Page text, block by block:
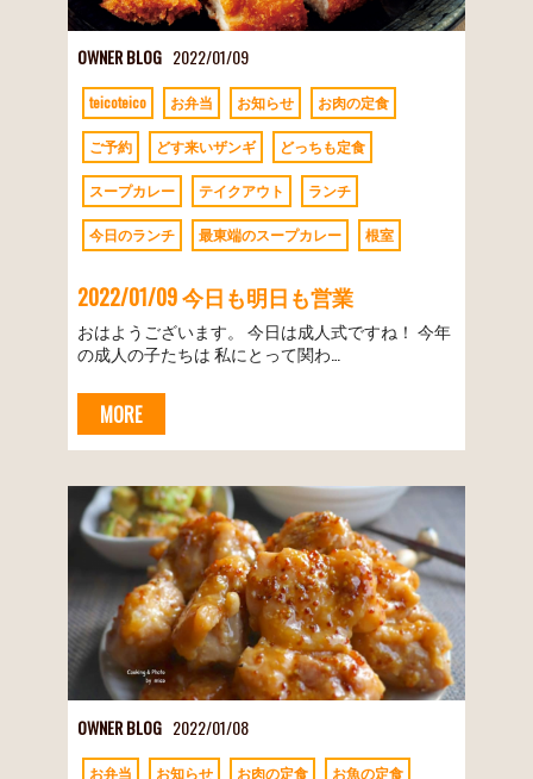
OWNER BLOG 2022/01/09
teicoteico お弁当 お知らせ お肉の定食
ご予約 どす来いザンギ どっちも定食
スープカレー テイクアウト ランチ
今日のランチ 最東端のスープカレー 根室
2022/01/09 今日も明日も営業
おはようございます。 今日は成人式ですね！ 今年
の成人の子たちは 私にとって関わ…
MORE
OWNER BLOG 2022/01/08
お弁当 お知らせ お肉の定食 お魚の定食